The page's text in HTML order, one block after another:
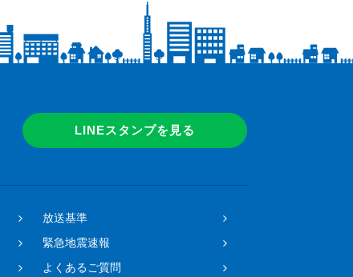
LINEスタンプを見る
放送基準
緊急地震速報
よくあるご質問